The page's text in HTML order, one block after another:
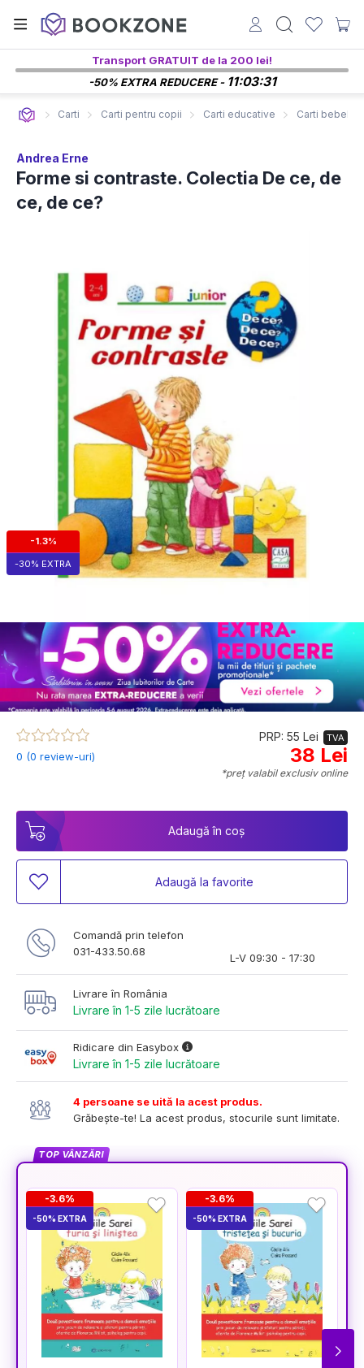
Transport GRATUIT de la 200 lei!
-50% EXTRA REDUCERE - 11:03:30
Carti Carti pentru copii Carti educative Carti bebelusi
Andrea Erne
Forme si contraste. Colectia De ce, de
ce, de ce?
-1.3%
-30% EXTRA
0 (0 review-uri)
PRP: 55 Lei TVA
38 Lei
*preț valabil exclusiv online
Adaugă în coș
Adaugă la favorite
Comandă prin telefon
031-433.50.68
L-V 09:30 - 17:30
Livrare în România
Livrare în 1-5 zile lucrătoare
Ridicare din Easybox
Livrare în 1-5 zile lucrătoare
4 persoane se uită la acest produs.
Grăbește-te! La acest produs, stocurile sunt limitate.
TOP VÂNZĂRI
-3.6%
-50% EXTRA
-3.6%
-50% EXTRA